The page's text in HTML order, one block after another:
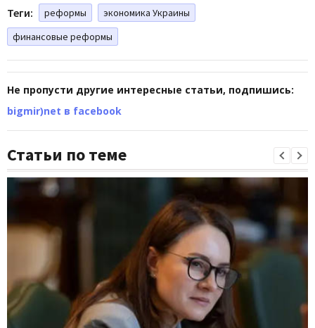
Теги: реформы
экономика Украины
финансовые реформы
Не пропусти другие интересные статьи, подпишись:
bigmir)net в facebook
Статьи по теме